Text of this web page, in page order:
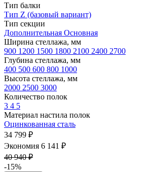
Тип балки
Тип Z (базовый вариант)
Тип секции
Дополнительная Основная
Ширина стеллажа, мм
900 1200 1500 1800 2100 2400 2700
Глубина стеллажа, мм
400 500 600 800 1000
Высота стеллажа, мм
2000 2500 3000
Количество полок
3 4 5
Материал настила полок
Оцинкованная сталь
34 799 ₽
Экономия 6 141 ₽
40 940 ₽
-15%